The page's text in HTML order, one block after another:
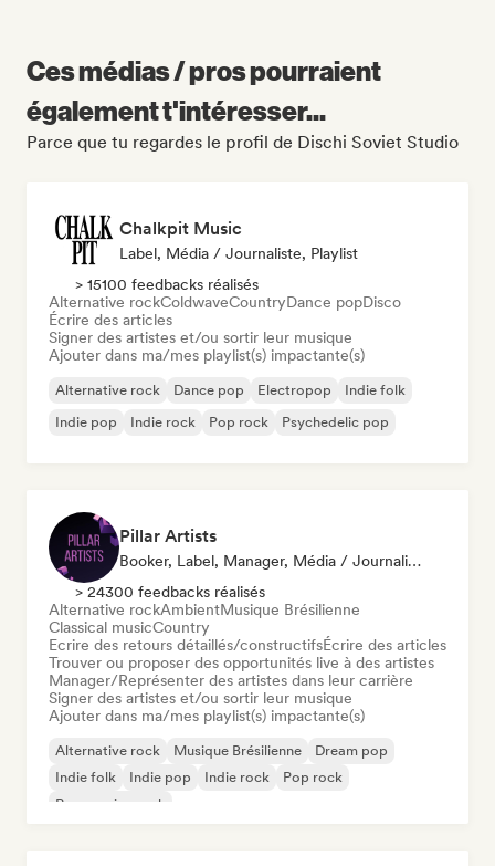
Ces médias / pros pourraient
également t'intéresser...
Parce que tu regardes le profil de Dischi Soviet Studio
Chalkpit Music
Label, Média / Journaliste, Playlist
> 15100 feedbacks réalisés
Alternative rockColdwaveCountryDance popDisco
Écrire des articles
Signer des artistes et/ou sortir leur musique
Ajouter dans ma/mes playlist(s) impactante(s)
Alternative rock Dance pop Electropop
Indie folk
Indie pop
Indie rock Pop rock Psychedelic pop
Pillar Artists
Booker, Label, Manager, Média / Journaliste, Mentor, Playlist
> 24300 feedbacks réalisés
Alternative rockAmbientMusique Brésilienne
Classical musicCountry
Ecrire des retours détaillés/constructifsÉcrire des articles
Trouver ou proposer des opportunités live à des artistes
Manager/Représenter des artistes dans leur carrière
Signer des artistes et/ou sortir leur musique
Ajouter dans ma/mes playlist(s) impactante(s)
Alternative rock Musique Brésilienne
Dream pop
Indie folk
Indie pop Indie rock
Pop rock
Progressive rock